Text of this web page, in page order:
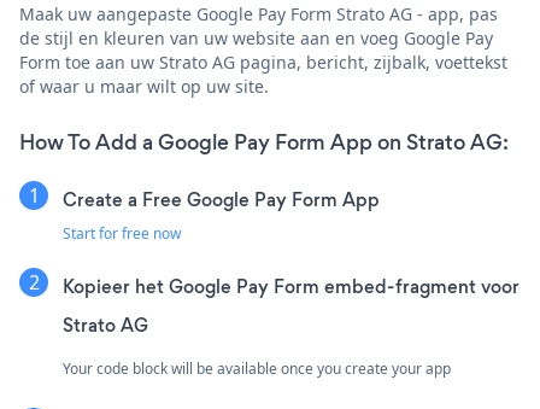
Maak uw aangepaste Google Pay Form Strato AG - app, pas
de stijl en kleuren van uw website aan en voeg Google Pay
Form toe aan uw Strato AG pagina, bericht, zijbalk, voettekst
of waar u maar wilt op uw site.
How To Add a Google Pay Form App on Strato AG:
Create a Free Google Pay Form App
Start for free now
Kopieer het Google Pay Form embed-fragment voor
Strato AG
Your code block will be available once you create your app